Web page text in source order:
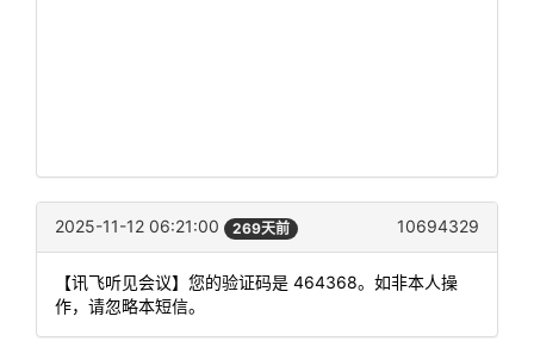
2025-11-12 06:21:00 269天前 10694329
【讯飞听见会议】您的验证码是 464368。如非本人操
作，请忽略本短信。